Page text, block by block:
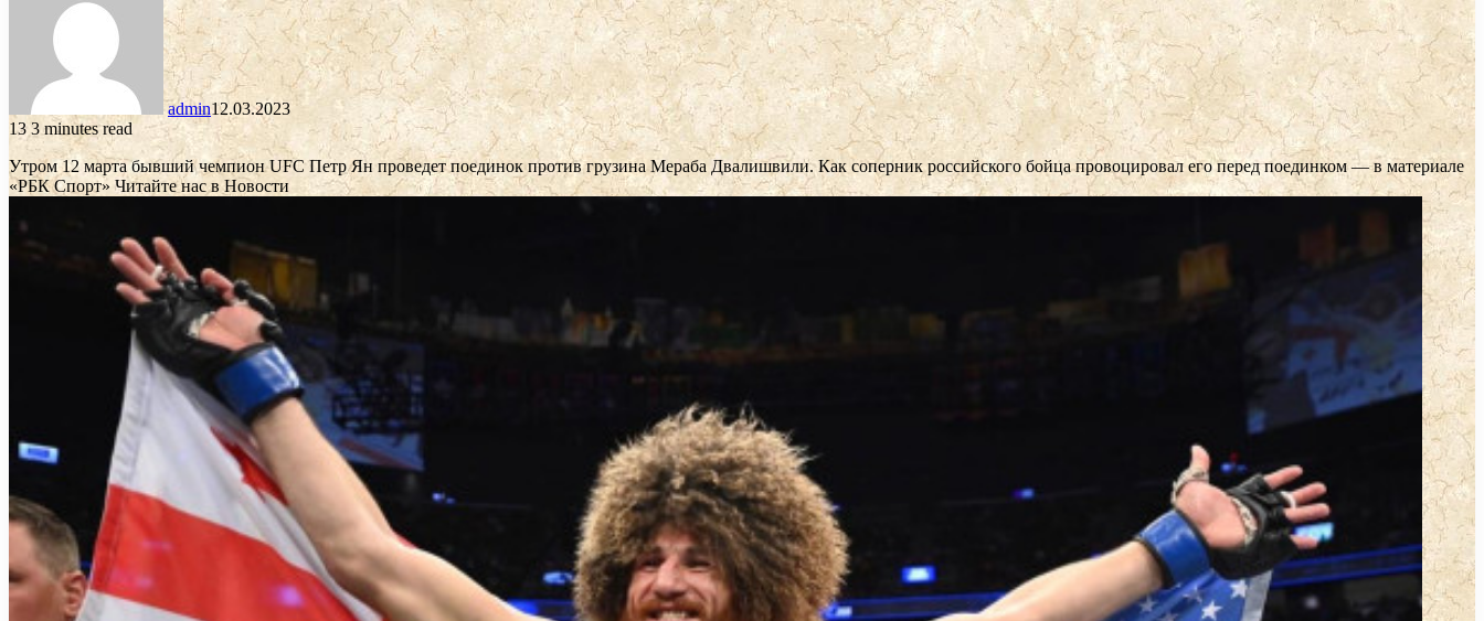
admin12.03.2023
133 minutes read
Утром 12 марта бывший чемпион UFC Петр Ян проведет поединок против грузина Мераба Двалишвили. Как соперник российского бойца провоцировал его перед поединком — в материале
«РБК Спорт» Читайте нас в Новости